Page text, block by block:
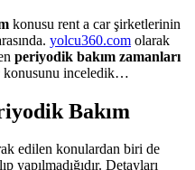
konusu rent a car şirketlerinin
yolcu360.com olarak
periyodik bakım zamanları
konusunu inceledik…
Bakım
edilen konulardan biri de
yapılmadığıdır. Detayları